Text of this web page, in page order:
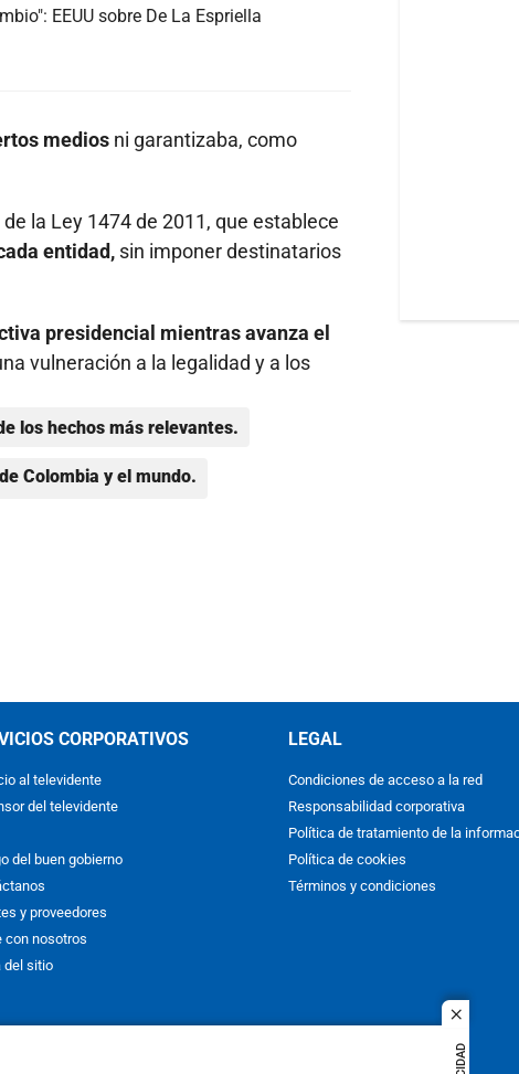
close
EEUU sobre De La Espriella
medios ni garantizaba, como
la Ley 1474 de 2011, que establece
entidad, sin imponer destinatarios
presidencial mientras avanza el
vulneración a la legalidad y a los
los hechos más relevantes.
Colombia y el mundo.
CORPORATIVOS
al televidente
del televidente
del buen gobierno
y proveedores
con nosotros
del sitio
LEGAL
Condiciones de acceso a la red
Responsabilidad corporativa
Política de tratamiento de la
Política de cookies
Términos y condiciones